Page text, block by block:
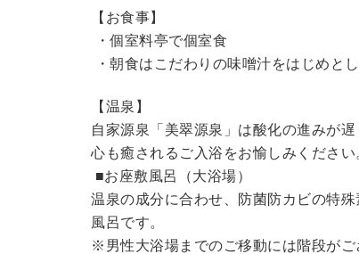
【お食事】
・個室料亭で個室食
・朝食はこだわりの味噌汁をはじめと
【温泉】
自家源泉「美翠源泉」は酸化の進みが
心も癒されるご入浴をお愉しみください
■お座敷風呂（大浴場）
温泉の成分に合わせ、防菌防カビの特
風呂です。
※男性大浴場までのご移動には階段がご